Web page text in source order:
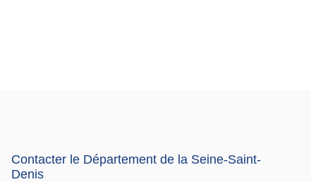
Contacter le Département de la Seine-Saint-
Denis